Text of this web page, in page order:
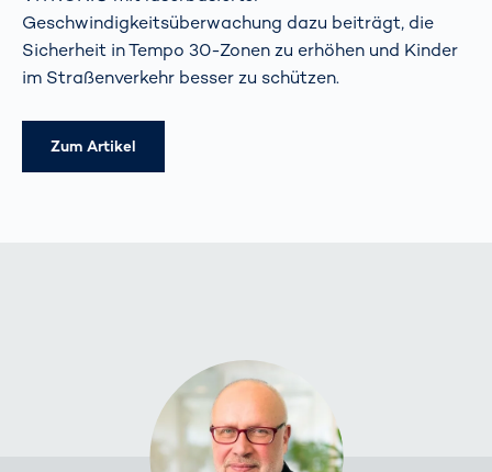
Geschwindigkeitsüberwachung dazu beiträgt, die
Sicherheit in Tempo 30-Zonen zu erhöhen und Kinder
im Straßenverkehr besser zu schützen.
Zum Artikel